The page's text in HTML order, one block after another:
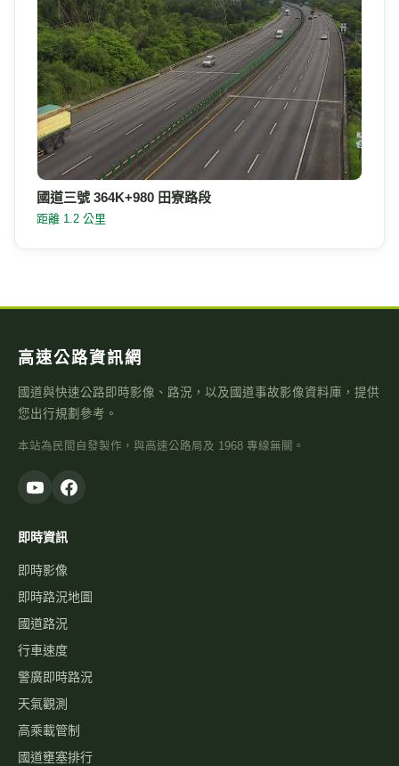
國道三號 364K+980 田寮路段
距離 1.2 公里
高速公路資訊網
國道與快速公路即時影像、路況，以及國道事故影像資料庫，提供
您出行規劃參考。
本站為民間自發製作，與高速公路局及 1968 專線無關。
即時資訊
即時影像
即時路況地圖
國道路況
行車速度
警廣即時路況
天氣觀測
高乘載管制
國道壅塞排行